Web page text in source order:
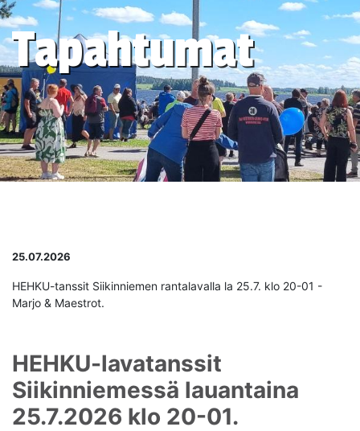
Tapahtumat
25.07.2026
HEHKU-tanssit Siikinniemen rantalavalla la 25.7. klo 20-01 -
Marjo & Maestrot.
HEHKU-lavatanssit
Siikinniemessä lauantaina
25.7.2026 klo 20-01.